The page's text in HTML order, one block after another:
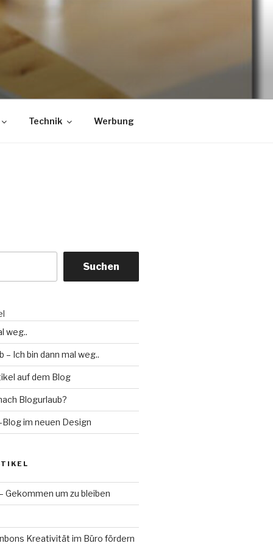
Technik Werbung
Suchen
weg..
– Ich bin dann mal weg..
auf dem Blog
Blogurlaub?
im neuen Design
Gekommen um zu bleiben
Kreativität im Büro fördern